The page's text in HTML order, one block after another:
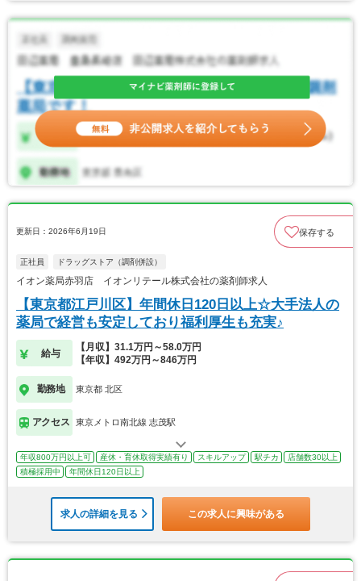
更新日：2026年6月19日 保存する
正社員 ドラッグストア（調剤併設）
イオン薬局赤羽店 イオンリテール株式会社の薬剤師求人
【東京都江戸川区】年間休日120日以上☆大手法人の
薬局で経営も安定しており福利厚生も充実♪
給与
【月収】31.1万円～58.0万円
【年収】492万円～846万円
勤務地 東京都 北区
アクセス 東京メトロ南北線 志茂駅
年収800万円以上可 産休・育休取得実績有り スキルアップ 駅チカ
店舗数30以上
積極採用中
年間休日120日以上
求人の詳細を見る この求人に興味がある